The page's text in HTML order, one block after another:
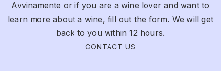
Avvinamente or if you are a wine lover and want to
learn more about a wine, fill out the form. We will get
back to you within 12 hours.
CONTACT US